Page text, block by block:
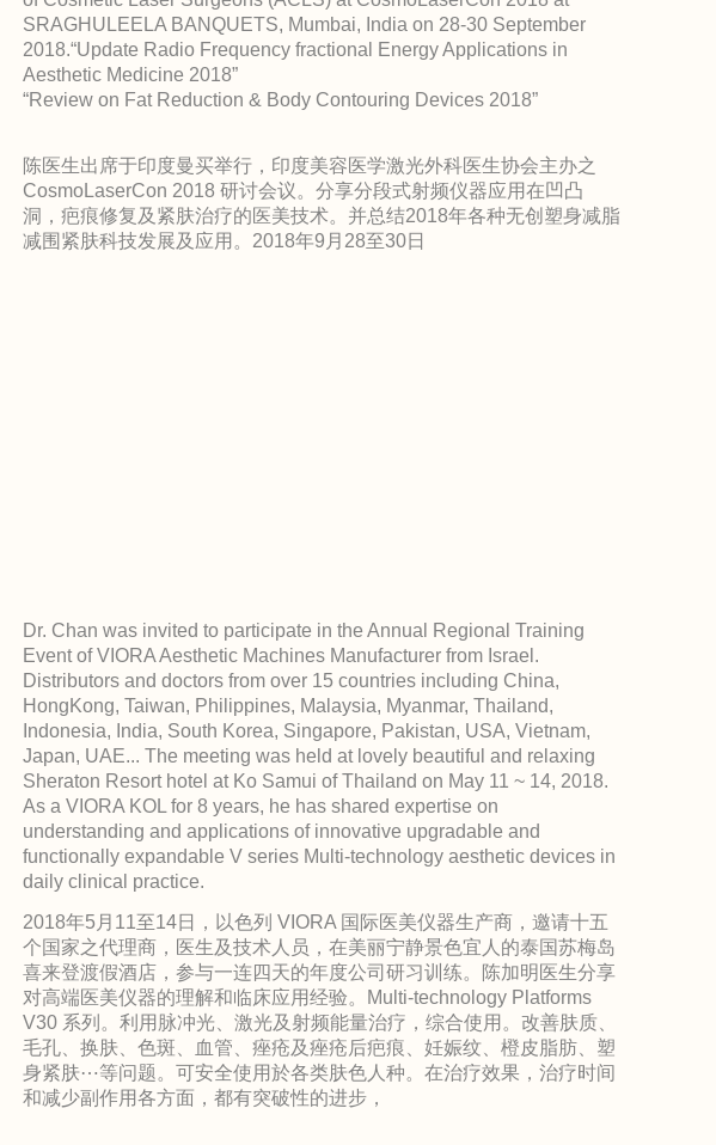
SRAGHULEELA BANQUETS, Mumbai, India on 28-30 September
2018.“Update Radio Frequency fractional Energy Applications in
Aesthetic Medicine 2018”
“Review on Fat Reduction & Body Contouring Devices 2018”
陈医生出席于印度曼买举行，印度美容医学激光外科医生协会主办之
CosmoLaserCon 2018 研讨会议。分享分段式射频仪器应用在凹凸
洞，疤痕修复及紧肤治疗的医美技术。并总结2018年各种无创塑身减脂
减围紧肤科技发展及应用。2018年9月28至30日
Dr. Chan was invited to participate in the Annual Regional Training
Event of VIORA Aesthetic Machines Manufacturer from Israel.
Distributors and doctors from over 15 countries including China,
HongKong, Taiwan, Philippines, Malaysia, Myanmar, Thailand,
Indonesia, India, South Korea, Singapore, Pakistan, USA, Vietnam,
Japan, UAE... The meeting was held at lovely beautiful and relaxing
Sheraton Resort hotel at Ko Samui of Thailand on May 11 ~ 14, 2018.
As a VIORA KOL for 8 years, he has shared expertise on
understanding and applications of innovative upgradable and
functionally expandable V series Multi-technology aesthetic devices in
daily clinical practice.
2018年5月11至14日，以色列 VIORA 国际医美仪器生产商，邀请十五
个国家之代理商，医生及技术人员，在美丽宁静景色宜人的泰国苏梅岛
喜来登渡假酒店，参与一连四天的年度公司研习训练。陈加明医生分享
对高端医美仪器的理解和临床应用经验。Multi-technology Platforms
V30 系列。利用脉冲光、激光及射频能量治疗，综合使用。改善肤质、
毛孔、换肤、色斑、血管、痤疮及痤疮后疤痕、妊娠纹、橙皮脂肪、塑
身紧肤⋯等问题。可安全使用於各类肤色人种。在治疗效果，治疗时间
和减少副作用各方面，都有突破性的进步，